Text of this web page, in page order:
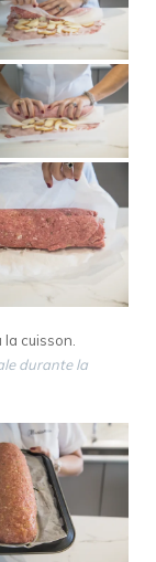
cuisson.
durante la